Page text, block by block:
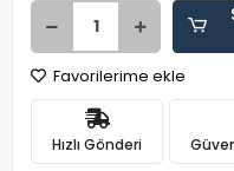
Favorilerime ekle
Hızlı Gönderi